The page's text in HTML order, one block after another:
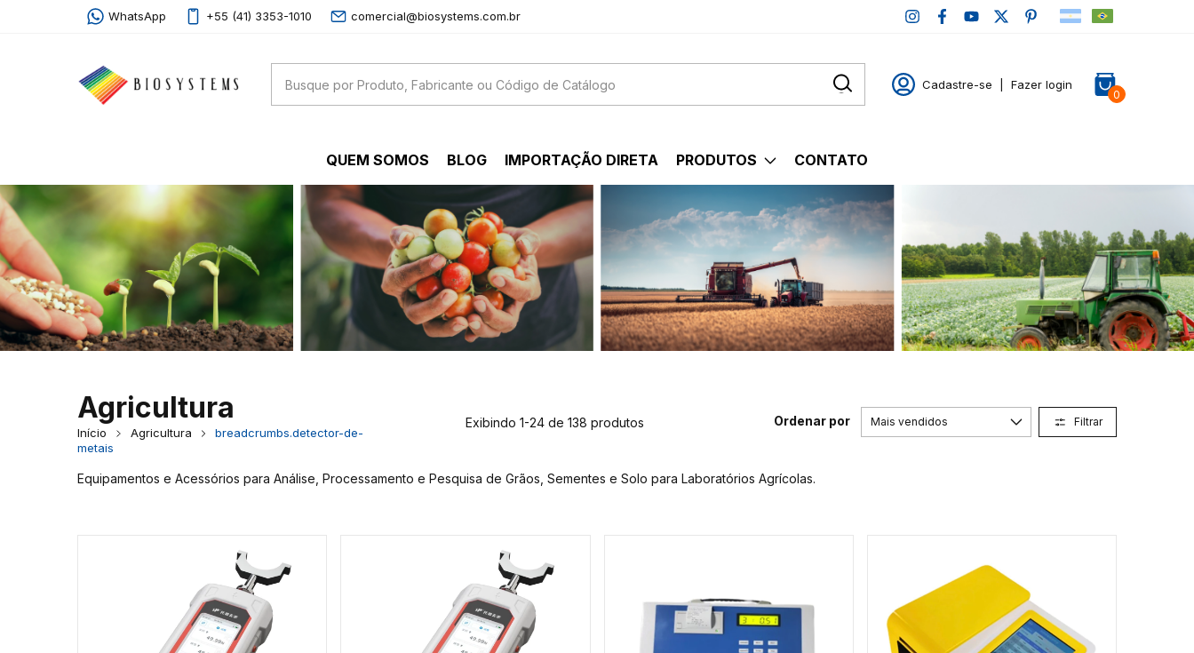
WhatsApp +55 (41) 3353-1010 comercial@biosystems.com.br
Cadastre-se Fazer login
0
QUEM SOMOS BLOG IMPORTAÇÃO DIRETA PRODUTOS CONTATO
Agricultura
Início Agricultura
breadcrumbs.detector-de-
metais
Exibindo 1-24 de 138 produtos Ordenar por Filtrar
Equipamentos e Acessórios para Análise, Processamento e Pesquisa de Grãos, Sementes e Solo para Laboratórios Agrícolas.